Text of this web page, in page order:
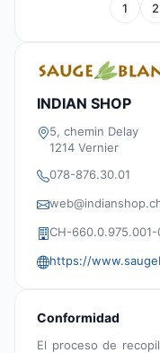
1 2
INDIAN SHOP
5, chemin Delay
1214 Vernier
078-876.30.01
CH-660.0.975.001-
https://
Conformidad
El proceso de